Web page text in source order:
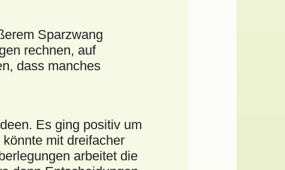
Sparzwang
rechnen, auf
dass manches
Es ging positiv um
mit dreifacher
arbeitet die